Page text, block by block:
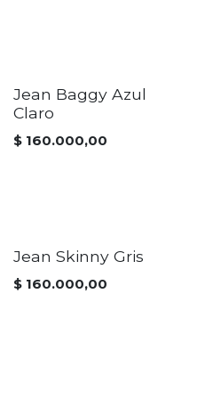
Jean Baggy Azul
Claro
$ 160.000,00
Jean Skinny Gris
$ 160.000,00